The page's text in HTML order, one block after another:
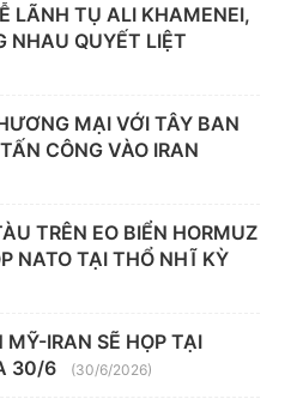
LÃNH TỤ ALI KHAMENEI,
NHAU QUYẾT LIỆT
MẠI VỚI TÂY BAN
CÔNG VÀO IRAN
TRÊN EO BIỂN HORMUZ
NATO TẠI THỔ NHĨ KỲ
IRAN SẼ HỌP TẠI
30/6
(30/6/2026)